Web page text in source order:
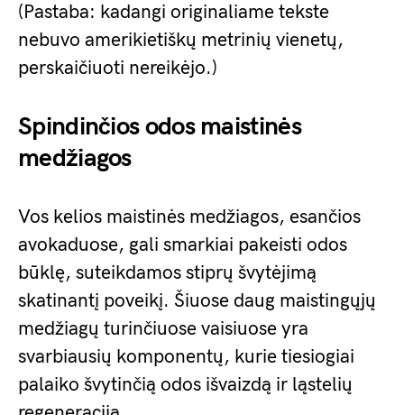
(Pastaba: kadangi originaliame tekste
nebuvo amerikietiškų metrinių vienetų,
perskaičiuoti nereikėjo.)
Spindinčios odos maistinės
medžiagos
Vos kelios maistinės medžiagos, esančios
avokaduose, gali smarkiai pakeisti odos
būklę, suteikdamos stiprų švytėjimą
skatinantį poveikį. Šiuose daug maistingųjų
medžiagų turinčiuose vaisiuose yra
svarbiausių komponentų, kurie tiesiogiai
palaiko švytinčią odos išvaizdą ir ląstelių